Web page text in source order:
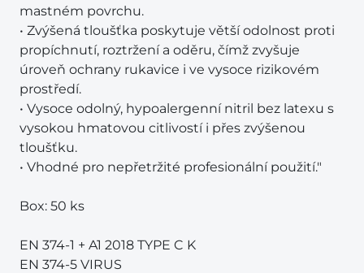
mastném povrchu.
• Zvýšená tloušťka poskytuje větší odolnost proti
propíchnutí, roztržení a oděru, čímž zvyšuje
úroveň ochrany rukavice i ve vysoce rizikovém
prostředí.
• Vysoce odolný, hypoalergenní nitril bez latexu s
vysokou hmatovou citlivostí i přes zvýšenou
tloušťku.
• Vhodné pro nepřetržité profesionální použití."
Box: 50 ks
EN 374-1 + A1 2018 TYPE C K
EN 374-5 VIRUS